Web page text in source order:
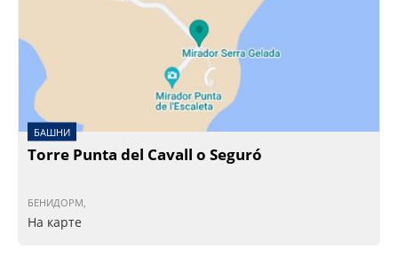
БАШНИ
Torre Punta del Cavall o Seguró
БЕНИДОРМ,
На карте